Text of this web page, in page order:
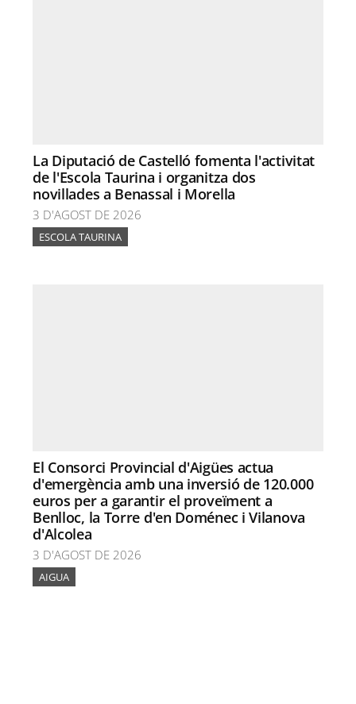
La Diputació de Castelló fomenta l'activitat
de l'Escola Taurina i organitza dos
novillades a Benassal i Morella
3 D'AGOST DE 2026
ESCOLA TAURINA
El Consorci Provincial d'Aigües actua
d'emergència amb una inversió de 120.000
euros per a garantir el proveïment a
Benlloc, la Torre d'en Doménec i Vilanova
d'Alcolea
3 D'AGOST DE 2026
AIGUA